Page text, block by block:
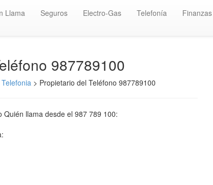
Llama Seguros Electro-Gas Telefonía Finanzas
987789100
> Propietario del Teléfono 987789100
Quién llama desde el 987 789 100: